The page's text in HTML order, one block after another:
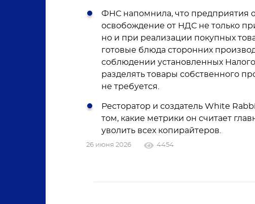
ФНС напомнила, что предприятия
освобождение от НДС не только
но и при реализации покупных
готовые блюда сторонних
соблюдении установленных
разделять товары собственного
не требуется.
Ресторатор и создатель White
том, какие метрики он считает
уволить всех копирайтеров.
26 июня 2026 4454